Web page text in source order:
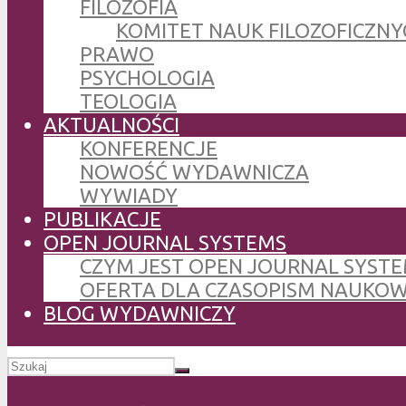
FILOZOFIA
KOMITET NAUK
PRAWO
PSYCHOLOGIA
TEOLOGIA
AKTUALNOŚCI
KONFERENCJE
NOWOŚĆ WYDAWNICZA
WYWIADY
PUBLIKACJE
OPEN JOURNAL SYSTEMS
CZYM JEST OPEN JOURNAL
OFERTA DLA CZASOPISM
BLOG WYDAWNICZY